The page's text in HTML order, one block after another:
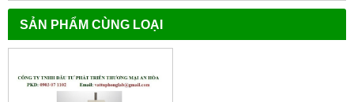
SẢN PHẨM CÙNG LOẠI